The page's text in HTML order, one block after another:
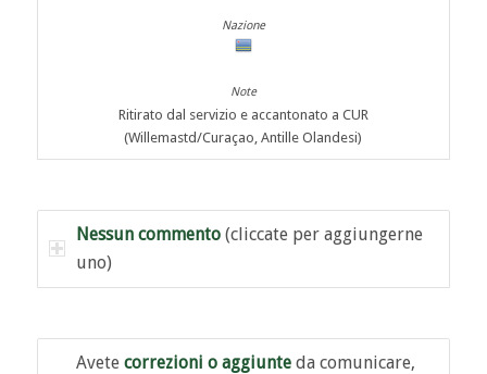
Ritirato dal servizio e accantonato a CUR
(Willemastd/Curaçao, Antille Olandesi)
Nessun commento(cliccate per aggiungerne
uno)
Avete correzioni o aggiunteda comunicare,